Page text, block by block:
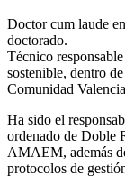
Doctor cum laude
doctorado.
Técnico
sostenible, dentro
Comunidad
Ha sido el
ordenado de Doble
AMAEM, además
protocolos de